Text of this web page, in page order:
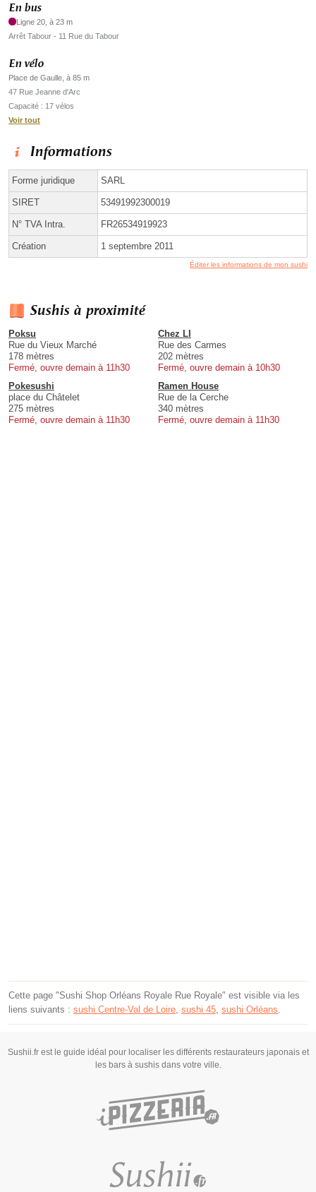
En bus
Ligne 20, à 23 m
Arrêt Tabour - 11 Rue du Tabour
En vélo
Place de Gaulle, à 85 m
47 Rue Jeanne d'Arc
Capacité : 17 vélos
Voir tout
Informations
Forme juridique SARL
SIRET 53491992300019
N° TVA Intra. FR26534919923
Création 1 septembre 2011
Éditer les informations de mon sushi
Sushis à proximité
Poksu
Rue du Vieux Marché
178 mètres
Fermé, ouvre demain à 11h30
Chez LI
Rue des Carmes
202 mètres
Fermé, ouvre demain à 10h30
Pokesushi
place du Châtelet
275 mètres
Fermé, ouvre demain à 11h30
Ramen House
Rue de la Cerche
340 mètres
Fermé, ouvre demain à 11h30
Cette page "Sushi Shop Orléans Royale Rue Royale" est visible via les
liens suivants : sushi Centre-Val de Loire, sushi 45, sushi Orléans.
Sushii.fr est le guide idéal pour localiser les différents restaurateurs japonais et
les bars à sushis dans votre ville.